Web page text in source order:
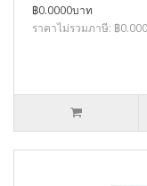
฿0.0000บาท
ราคาไม่รวมภาษี: ฿